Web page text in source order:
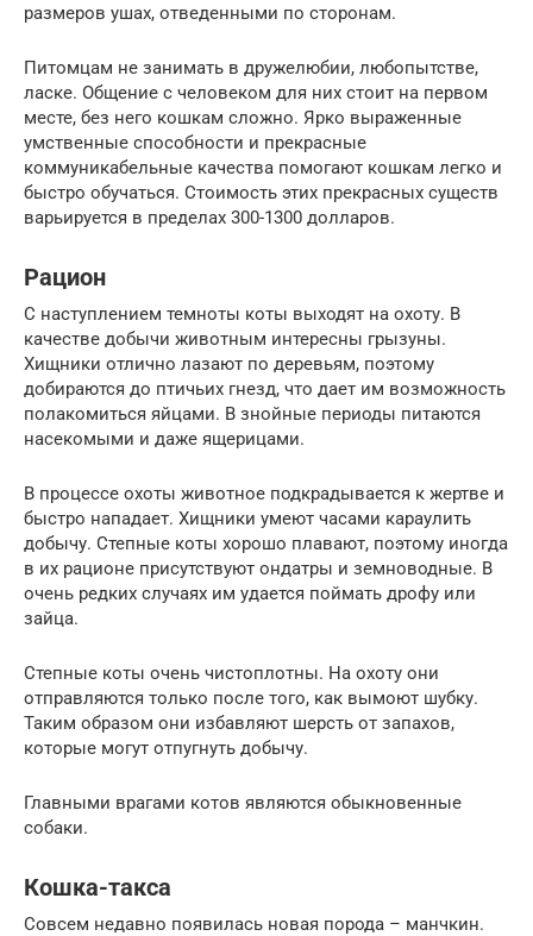
размеров ушах, отведенными по сторонам.
Питомцам не занимать в дружелюбии, любопытстве,
ласке. Общение с человеком для них стоит на первом
месте, без него кошкам сложно. Ярко выраженные
умственные способности и прекрасные
коммуникабельные качества помогают кошкам легко и
быстро обучаться. Стоимость этих прекрасных существ
варьируется в пределах 300-1300 долларов.
Рацион
С наступлением темноты коты выходят на охоту. В
качестве добычи животным интересны грызуны.
Хищники отлично лазают по деревьям, поэтому
добираются до птичьих гнезд, что дает им возможность
полакомиться яйцами. В знойные периоды питаются
насекомыми и даже ящерицами.
В процессе охоты животное подкрадывается к жертве и
быстро нападает. Хищники умеют часами караулить
добычу. Степные коты хорошо плавают, поэтому иногда
в их рационе присутствуют ондатры и земноводные. В
очень редких случаях им удается поймать дрофу или
зайца.
Степные коты очень чистоплотны. На охоту они
отправляются только после того, как вымоют шубку.
Таким образом они избавляют шерсть от запахов,
которые могут отпугнуть добычу.
Главными врагами котов являются обыкновенные
собаки.
Кошка-такса
Совсем недавно появилась новая порода – манчкин.